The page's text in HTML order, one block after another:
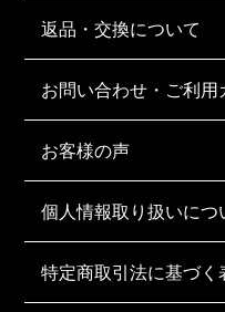
返品・交換について
お問い合わせ・ご利用
お客様の声
個人情報取り扱いにつ
特定商取引法に基づく